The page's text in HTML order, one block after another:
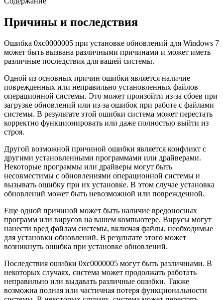
Причины и последствия
Ошибка 0xc0000005 при установке обновлений для Windows 7
может быть вызвана различными причинами и может иметь
различные последствия для вашей системы.
Одной из основных причин ошибки является наличие
поврежденных или неправильно установленных файлов
операционной системы. Это может произойти из-за сбоев при
загрузке обновлений или из-за ошибок при работе с файлами
системы. В результате этой ошибки система может перестать
корректно функционировать или даже полностью выйти из
строя.
Другой возможной причиной ошибки является конфликт с
другими установленными программами или драйверами.
Некоторые программы или драйверы могут быть
несовместимы с обновлениями операционной системы и
вызывать ошибку при их установке. В этом случае установка
обновлений может быть невозможной или поврежденной.
Еще одной причиной может быть наличие вредоносных
программ или вирусов на вашем компьютере. Вирусы могут
нанести вред файлам системы, включая файлы, необходимые
для установки обновлений. В результате этого может
возникнуть ошибка при установке обновлений.
Последствия ошибки 0xc0000005 могут быть различными. В
некоторых случаях, система может продолжать работать
неправильно или выдавать различные ошибки. Также
возможна полная или частичная потеря функциональности